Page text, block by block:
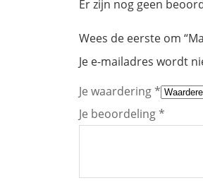
Er zijn nog geen
Wees de eerste om
Je e-mailadres wordt
Je waardering*
Je beoordeling*